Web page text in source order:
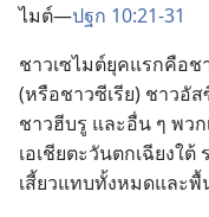
ไมต์—ปฐก 10:21-31
ชาว​เซไมต์​ยุค​แรก​คือ​ช
(หรือ​ชาว​ซีเรีย) ชาว​อัส
ชาว​ฮีบรู และ​อื่น​ ๆ พว
เอเชีย​ตะวัน​ตก​เฉียง​ใ
เสี้ยว​แทบ​ทั้ง​หมด​และ​